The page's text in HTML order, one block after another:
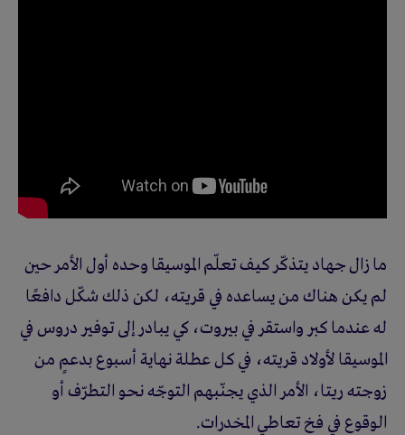
ما زال جهاد يتذكّر كيف تعلّم الموسيقا وحده أول الأمر حين
لم يكن هناك من يساعده في قريته، لكن ذلك شكّل دافعًا
له عندما كبر واستقر في بيروت، كي يبادر إلى توفير دروس في
الموسيقا لأولاد قريته، في كل عطلة نهاية أسبوع بدعمٍ من
زوجته ريتا، الأمر الذي يجنّبهم التوجّه نحو التطرّف أو
الوقوع في فخ تعاطي المخدرات.